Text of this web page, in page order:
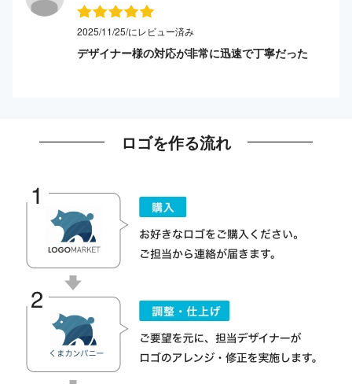
2025/11/25/にレビュー済み
デザイナー様の対応が非常に迅速で丁寧だった
ロゴを作る流れ